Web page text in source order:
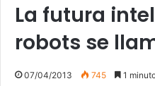
La futura
robots se
07/04/2013 745 1